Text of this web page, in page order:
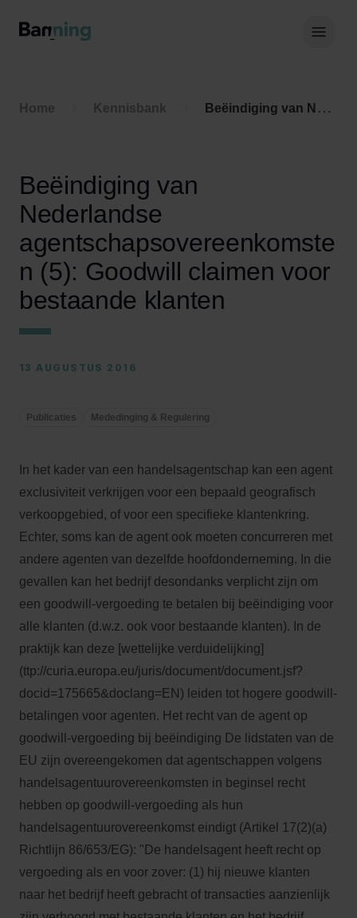
Home Kennisbank Beëindiging van Nederlandse agentschapsovereenkomsten (5): Goodwill claimen voor bestaande klanten
Beëindiging van
Nederlandse
agentschapsovereenkomste
n (5): Goodwill claimen voor
bestaande klanten
13 AUGUSTUS 2016
Publicaties Mededinging & Regulering
In het kader van een handelsagentschap kan een agent
exclusiviteit verkrijgen voor een bepaald geografisch
verkoopgebied, of voor een specifieke klantenkring.
Echter, soms kan de agent ook moeten concurreren met
andere agenten van dezelfde hoofdonderneming. In die
gevallen kan het bedrijf desondanks verplicht zijn om
een goodwill-vergoeding te betalen bij beëindiging voor
alle klanten (d.w.z. ook voor bestaande klanten). In de
praktijk kan deze [wettelijke verduidelijking]
(ttp://curia.europa.eu/juris/document/document.jsf?
docid=175665&doclang=EN) leiden tot hogere goodwill-
betalingen voor agenten. Het recht van de agent op
goodwill-vergoeding bij beëindiging De lidstaten van de
EU zijn overeengekomen dat agentschappen volgens
handelsagentuurovereenkomsten in beginsel recht
hebben op goodwill-vergoeding als hun
handelsagentuurovereenkomst eindigt (Artikel 17(2)(a)
Richtlijn 86/653/EG): "De handelsagent heeft recht op
vergoeding als en voor zover: (1) hij nieuwe klanten
naar het bedrijf heeft gebracht of transacties aanzienlijk